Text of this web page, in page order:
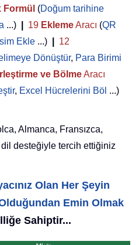
Formül (Doğum tarihine
...) 19 EklemeAracı (QR
Ekle ...)
12
Dönüştür, Para Birimi
ve BölmeAracı
, Excel Hücrelerini Böl ...)
Almanca, Fransızca,
desteğiyle tercih ettiğiniz
Olan Her Şeyin
Emin Olmak
Sahiptir...